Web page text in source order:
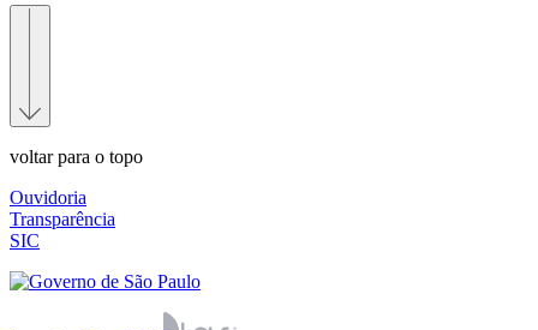
voltar para o topo
Ouvidoria
Transparência
SIC